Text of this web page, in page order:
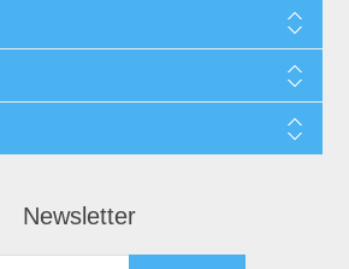
Newsletter